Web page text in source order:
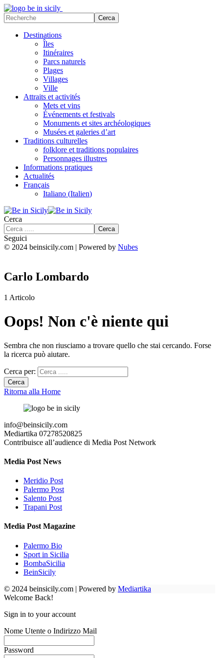
Destinations
Îles
Itinéraires
Parcs naturels
Plages
Villages
Ville
Attraits et activités
Mets et vins
Événements et festivals
Monuments et sites archéologiques
Musées et galeries d’art
Traditions culturelles
folklore et traditions populaires
Personnages illustres
Informations pratiques
Actualités
Français
Italiano (Italien)
Cerca
Seguici
© 2024 beinsicily.com | Powered by Nubes
Carlo Lombardo
1 Articolo
Oops! Non c'è niente qui
Sembra che non riusciamo a trovare quello che stai cercando. Forse
la ricerca può aiutare.
Cerca per:
Ritorna alla Home
info@beinsicily.com
Mediartika 07278520825
Contribuisce all’audience di Media Post Network
Media Post News
Meridio Post
Palermo Post
Salento Post
Trapani Post
Media Post Magazine
Palermo Bio
Sport in Sicilia
BombaSicilia
BeinSicily
© 2024 beinsicily.com | Powered by Mediartika
Welcome Back!
Sign in to your account
Nome Utente o Indirizzo Mail
Password